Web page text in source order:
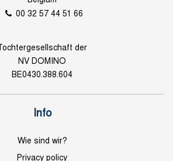
00 32 57 44 51 66
Tochtergesellschaft der
NV DOMINO
BE0430.388.604
Info
Wie sind wir?
Privacy policy